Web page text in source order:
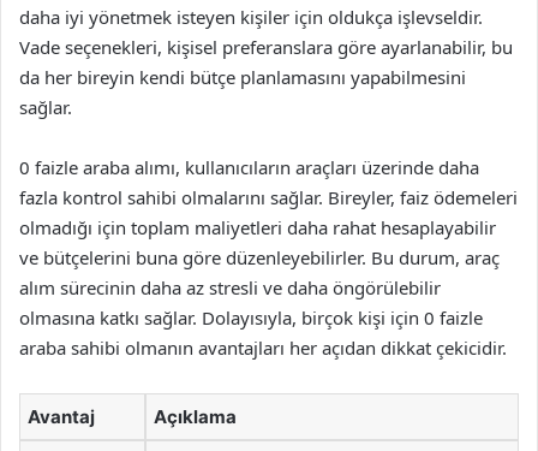
daha iyi yönetmek isteyen kişiler için oldukça işlevseldir.
Vade seçenekleri, kişisel preferanslara göre ayarlanabilir, bu
da her bireyin kendi bütçe planlamasını yapabilmesini
sağlar.
0 faizle araba alımı, kullanıcıların araçları üzerinde daha
fazla kontrol sahibi olmalarını sağlar. Bireyler, faiz ödemeleri
olmadığı için toplam maliyetleri daha rahat hesaplayabilir
ve bütçelerini buna göre düzenleyebilirler. Bu durum, araç
alım sürecinin daha az stresli ve daha öngörülebilir
olmasına katkı sağlar. Dolayısıyla, birçok kişi için 0 faizle
araba sahibi olmanın avantajları her açıdan dikkat çekicidir.
Avantaj Açıklama